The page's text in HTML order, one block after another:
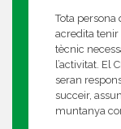
Tota persona
acredita
tècnic
l’activitat. El
seran
succeir,
muntanya